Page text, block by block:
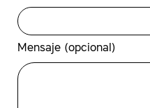
Mensaje (opcional)